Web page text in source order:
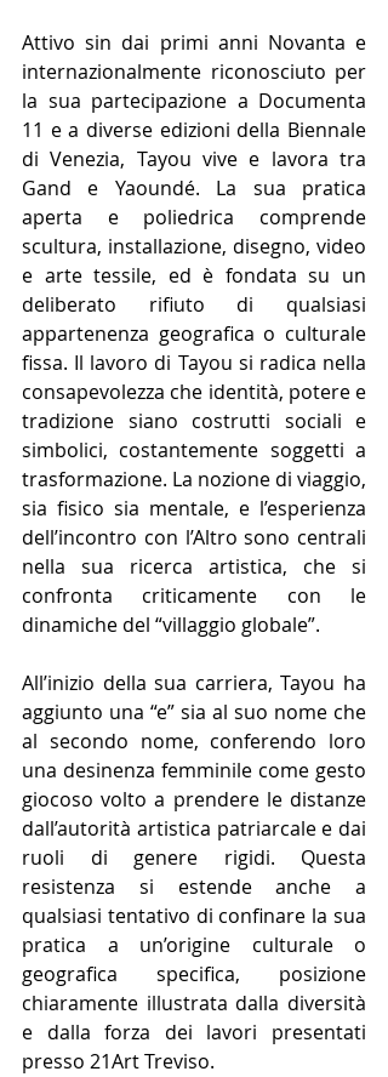
Attivo sin dai primi anni Novanta e
internazionalmente riconosciuto per
la sua partecipazione a Documenta
11 e a diverse edizioni della Biennale
di Venezia, Tayou vive e lavora tra
Gand e Yaoundé. La sua pratica
aperta e poliedrica comprende
scultura, installazione, disegno, video
e arte tessile, ed è fondata su un
deliberato rifiuto di qualsiasi
appartenenza geografica o culturale
fissa. Il lavoro di Tayou si radica nella
consapevolezza che identità, potere e
tradizione siano costrutti sociali e
simbolici, costantemente soggetti a
trasformazione. La nozione di viaggio,
sia fisico sia mentale, e l’esperienza
dell’incontro con l’Altro sono centrali
nella sua ricerca artistica, che si
confronta criticamente con le
dinamiche del “villaggio globale”.
All’inizio della sua carriera, Tayou ha
aggiunto una “e” sia al suo nome che
al secondo nome, conferendo loro
una desinenza femminile come gesto
giocoso volto a prendere le distanze
dall’autorità artistica patriarcale e dai
ruoli di genere rigidi. Questa
resistenza si estende anche a
qualsiasi tentativo di confinare la sua
pratica a un’origine culturale o
geografica specifica, posizione
chiaramente illustrata dalla diversità
e dalla forza dei lavori presentati
presso 21Art Treviso.